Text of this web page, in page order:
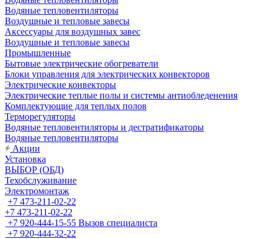
Водяные тепловентиляторы
Воздушные и тепловые завесы
Аксессуары для воздушных завес
Воздушные и тепловые завесы
Промышленные
Бытовые электрические обогреватели
Блоки управления для электрических конвекторов
Электрические конвекторы
Электрические теплые полы и системы антиобледенения
Комплектующие для теплых полов
Терморегуляторы
Водяные тепловентиляторы и дестратификаторы
Водяные тепловентиляторы
Акции
Установка
ВЫБОР (ОБД)
Техобслуживание
Электромонтаж
+7 473-211-02-22
+7 473-211-02-22
+7 920-444-15-55 Вызов специалиста
+7 920-444-32-22